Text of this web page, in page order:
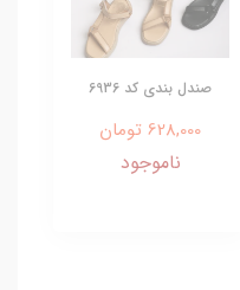
صندل بندی کد 6936
628,000 تومان
ناموجود